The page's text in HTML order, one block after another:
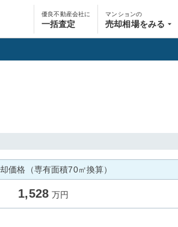
優良不動産会社に
一括査定
マンションの
売却相場をみる
価格（専有面積70㎡換算）
1,528 万円